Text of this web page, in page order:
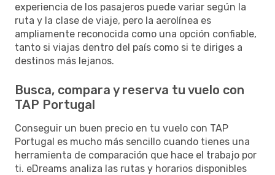
experiencia de los pasajeros puede variar según la
ruta y la clase de viaje, pero la aerolínea es
ampliamente reconocida como una opción confiable,
tanto si viajas dentro del país como si te diriges a
destinos más lejanos.
Busca, compara y reserva tu vuelo con
TAP Portugal
Conseguir un buen precio en tu vuelo con TAP
Portugal es mucho más sencillo cuando tienes una
herramienta de comparación que hace el trabajo por
ti. eDreams analiza las rutas y horarios disponibles